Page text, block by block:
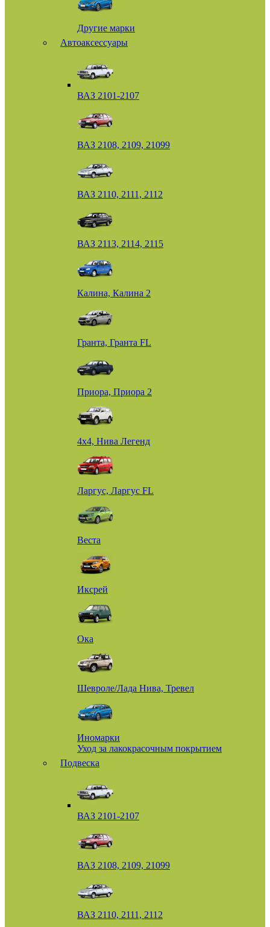
Другие марки
Автоаксессуары
ВАЗ 2101-2107
ВАЗ 2108, 2109, 21099
ВАЗ 2110, 2111, 2112
ВАЗ 2113, 2114, 2115
Калина, Калина 2
Гранта, Гранта FL
Приора, Приора 2
4х4, Нива Легенд
Ларгус, Ларгус FL
Веста
Иксрей
Ока
Шевроле/Лада Нива, Тревел
Иномарки
Уход за лакокрасочным покрытием
Подвеска
ВАЗ 2101-2107
ВАЗ 2108, 2109, 21099
ВАЗ 2110, 2111, 2112